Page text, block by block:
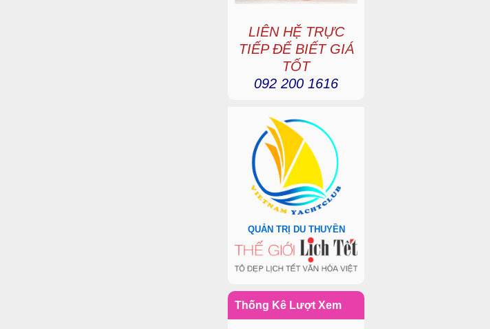
LIÊN HỆ TRỰC
TIẾP ĐỂ BIẾT GIÁ
TỐT
092 200 1616
QUẢN TRỊ DU THUYỀN
Thống Kê Lượt Xem